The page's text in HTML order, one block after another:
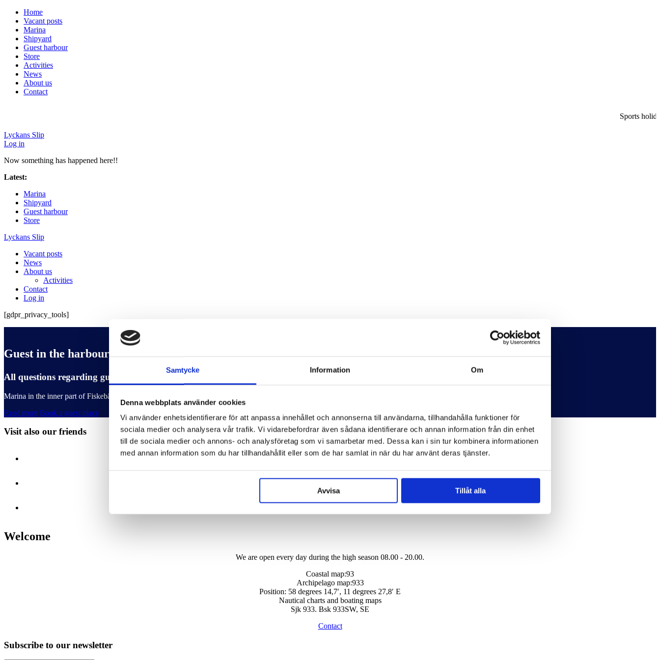
Samtycke Information Om
Denna webbplats använder cookies
Vi använder enhetsidentifierare för att anpassa innehållet och annonserna till användarna, tillhandahålla funktioner för
sociala medier och analysera vår trafik. Vi vidarebefordrar även sådana identifierare och annan information från din enhet
till de sociala medier och annons- och analysföretag som vi samarbetar med. Dessa kan i sin tur kombinera informationen
med annan information som du har tillhandahållit eller som de har samlat in när du har använt deras tjänster.
Avvisa Tillåt alla
Home
Vacant posts
Marina
Shipyard
Guest harbour
Store
Activities
News
About us
Contact
Sports
Lyckans Slip
Log in
Now something has happened here!!
Latest:
Marina
Shipyard
Guest harbour
Store
Lyckans Slip
Vacant posts
News
About us
Activities
Contact
Log in
[gdpr_privacy_tools]
Guest in the harbour
All questions regarding guest harbour places and bookings can be made via our harbour master 0708-122 622.
Marina in the inner part of Fiskebäckskil, about 2 M southeast of Lysekil. Depth 2-6 metres.
Read more Book a guest place
Visit also our friends
Welcome
We are open every day during the high season 08.00 - 20.00.
Coastal map:93
Archipelago map:933
Position: 58 degrees 14,7′, 11 degrees 27,8′ E
Nautical charts and boating maps
Sjk 933. Bsk 933SW, SE
Contact
Subscribe to our newsletter